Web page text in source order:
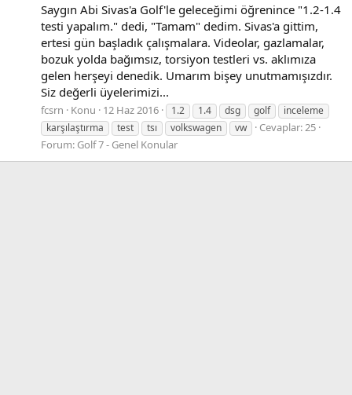
Saygın Abi Sivas'a Golf'le geleceğimi öğrenince "1.2-1.4
testi yapalım." dedi, "Tamam" dedim. Sivas'a gittim,
ertesi gün başladık çalışmalara. Videolar, gazlamalar,
bozuk yolda bağımsız, torsiyon testleri vs. aklımıza
gelen herşeyi denedik. Umarım bişey unutmamışızdır.
Siz değerli üyelerimizi...
fcsrn Konu 12 Haz 2016 1.2 1.4 dsg golf
inceleme
karşılaştırma
test tsı volkswagen vw
Cevaplar: 25
Forum: Golf 7 - Genel Konular